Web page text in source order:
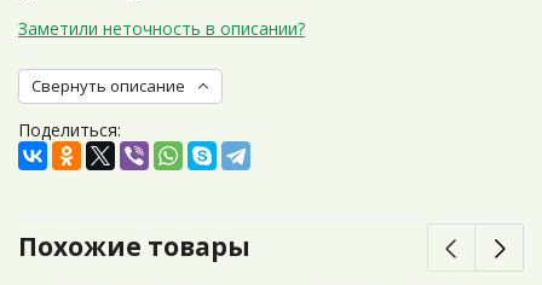
Заметили неточность в описании?
Свернуть описание
Поделиться:
Похожие товары